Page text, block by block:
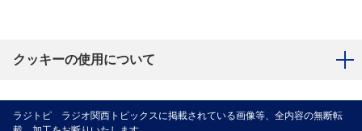
クッキーの使用について
ラジトピ ラジオ関西トピックスに掲載されている画像等、全内容の無断転